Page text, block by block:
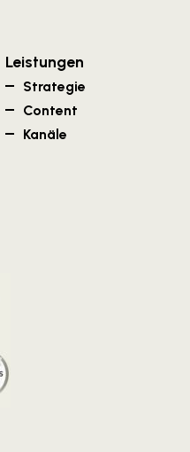
Leistungen
Strategie
Content
Kanäle